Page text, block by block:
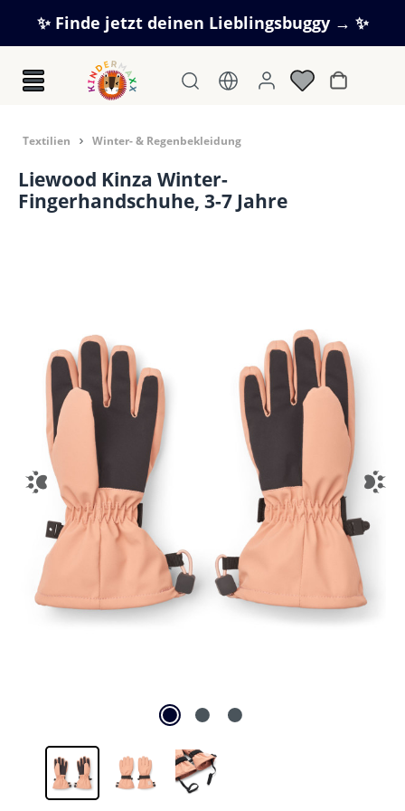
Zum Hauptinhalt springen
✨ Finde jetzt deinen Lieblingsbuggy → ✨
Textilien Winter- & Regenbekleidung
Liewood Kinza Winter-
Fingerhandschuhe, 3-7 Jahre